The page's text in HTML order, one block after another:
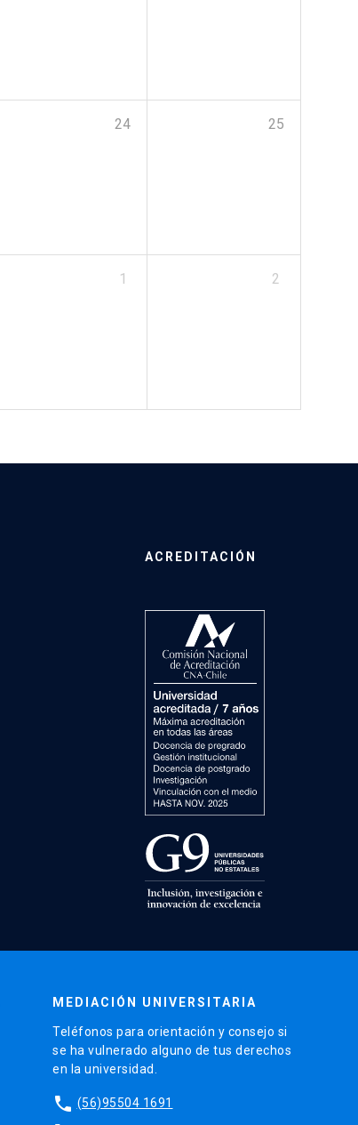
24 25
1 2
ACREDITACIÓN
MEDIACIÓN UNIVERSITARIA
Teléfonos para orientación y consejo si
se ha vulnerado alguno de tus derechos
en la universidad.
phone (56)95504 1691